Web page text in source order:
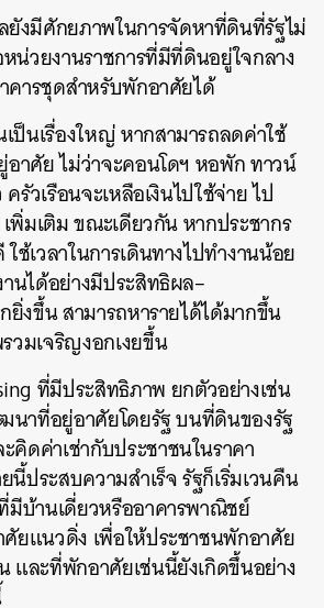
ยังมีศักยภาพในการจัดหาที่ดินที่รัฐไม่
น่วยงานราชการที่มีที่ดินอยู่ใจกลาง
คารชุดสำหรับพักอาศัยได้
เป็นเรื่องใหญ่ หากสามารถลดค่าใช้
าศัย ไม่ว่าจะคอนโดฯ หอพัก ทาวน์
รัวเรือนจะเหลือเงินไปใช้จ่าย ไป
พิ่มเติม ขณะเดียวกัน หากประชากร
ช้เวลาในการเดินทางไปทำงานน้อย
นได้อย่างมีประสิทธิผล–
งขึ้น สามารถหารายได้ได้มากขึ้น
วมเจริญงอกเงยขึ้น
ที่มีประสิทธิภาพ ยกตัวอย่างเช่น
นาที่อยู่อาศัยโดยรัฐ บนที่ดินของรัฐ
คิดค่าเช่ากับประชาชนในราคา
นี้ประสบความสำเร็จ รัฐก็เริ่มเวนคืน
บ้านเดี่ยวหรืออาคารพาณิชย์
ยแนวดิ่ง เพื่อให้ประชาชนพักอาศัย
และที่พักอาศัยเช่นนี้ยังเกิดขึ้นอย่าง